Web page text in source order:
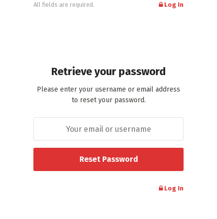
All fields are required. Log In
Retrieve your password
Please enter your username or email address
to reset your password.
Log In